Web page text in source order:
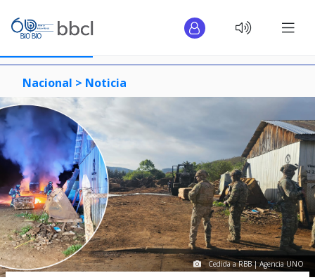
Nacional > Noticia
Cedida a RBB | Agencia UNO